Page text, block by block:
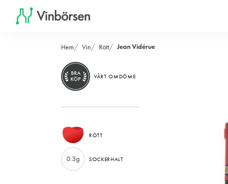
Hem Vin Rött Jean Vidérue
BRA
KÖP
VÅRT OMDÖME
RÖTT
0.3g SOCKERHALT